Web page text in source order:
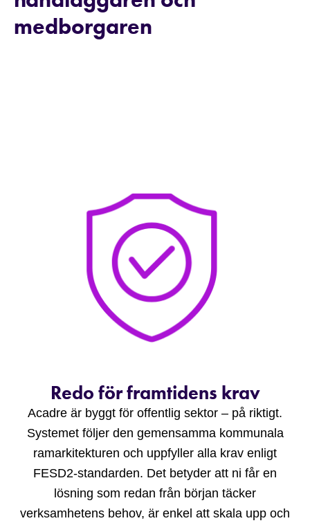
medborgaren
Redo för framtidens krav
Acadre är byggt för offentlig sektor – på riktigt.
Systemet följer den gemensamma kommunala
ramarkitekturen och uppfyller alla krav enligt
FESD2-standarden. Det betyder att ni får en
lösning som redan från början täcker
verksamhetens behov, är enkel att skala upp och